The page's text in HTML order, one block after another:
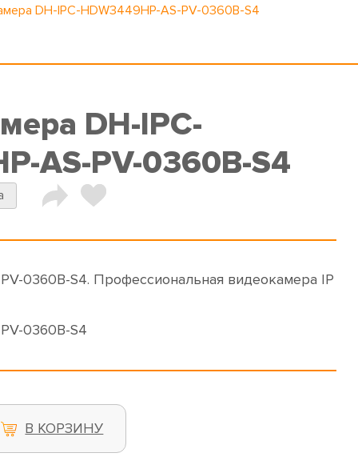
DH-IPC-HDW3449HP-AS-PV-0360B-S4
DH-IPC-
AS-PV-0360B-S4
0360B-S4. Профессиональная видеокамера IP
0360B-S4
В КОРЗИНУ